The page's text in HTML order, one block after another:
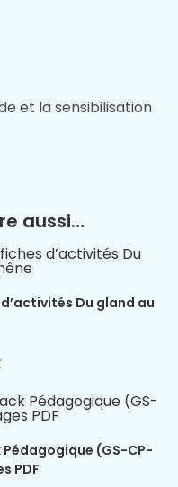
et la sensibilisation
aussi…
d’activités Du gland au
Pédagogique (GS-CP-
PDF